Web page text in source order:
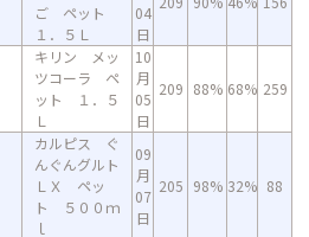
ご ペット
１．５Ｌ
04
日
キリン メッ
ツコーラ ペ
ット １．５
Ｌ
10
月
05
日
209 88% 68% 259
カルピス ぐ
んぐんグルト
ＬＸ ペッ
ト ５００ｍ
ｌ
09
月
07
日
205 98% 32% 88